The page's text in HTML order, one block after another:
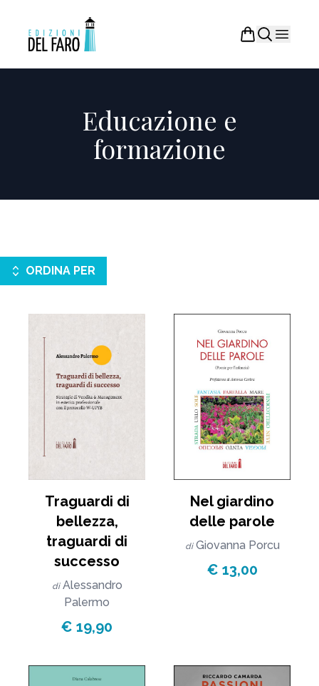
Educazione e
formazione
ORDINA PER
Traguardi di
bellezza,
traguardi di
successo
di Alessandro
Palermo
€ 19,90
Nel giardino
delle parole
di Giovanna Porcu
€ 13,00